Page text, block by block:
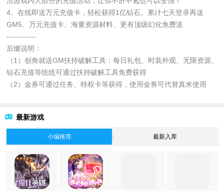
4、在线即送万元充值卡，轻松获得1亿钻石。累计七天登录再送
GM5、万元充值卡、海量资源材料、更有顶级幻化免费送
------------
后缀说明：
（1）创角就送GM扶持破解工具：每日礼包、时装外观、无限资源、
钻石充值等统统可通过扶持破解工具免费获得
（2）金券可通过任务、特权卡等获得，使用金券可代替真米使用
最新游戏
小编推荐 最新入库